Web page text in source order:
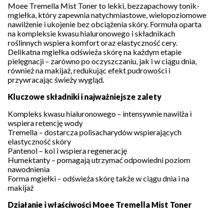
Moee Tremella Mist Toner to lekki, bezzapachowy tonik-
mgiełka, który zapewnia natychmiastowe, wielopoziomowe
nawilżenie i ukojenie bez obciążenia skóry. Formuła oparta
na kompleksie kwasu hialuronowego i składnikach
roślinnych wspiera komfort oraz elastyczność cery.
Delikatna mgiełka odświeża skórę na każdym etapie
pielęgnacji – zarówno po oczyszczaniu, jak i w ciągu dnia,
również na makijaż, redukując efekt pudrowości i
przywracając świeży wygląd.
Kluczowe składniki i najważniejsze zalety
Kompleks kwasu hialuronowego – intensywnie nawilża i
wspiera retencję wody
Tremella – dostarcza polisacharydów wspierających
elastyczność skóry
Pantenol – koi i wspiera regenerację
Humektanty – pomagają utrzymać odpowiedni poziom
nawodnienia
Forma mgiełki – odświeża skórę także w ciągu dnia i na
makijaż
Działanie i właściwości Moee Tremella Mist Toner